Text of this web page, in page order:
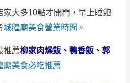
家大多10點才開門，早上睡飽
城隍廟美食營業時間。
推薦柳家肉燥飯、鴨香飯、郭
廟美食必吃推薦